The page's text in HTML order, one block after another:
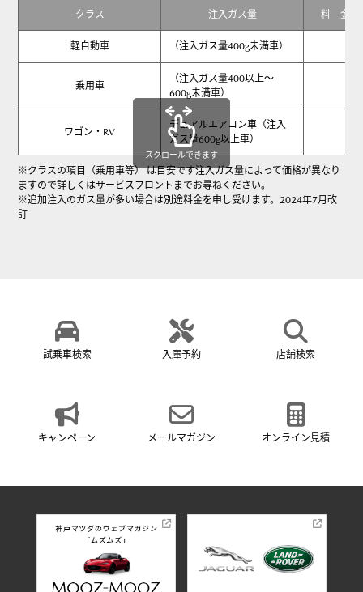
クラス 注入ガス量 料 金（
軽自動車 （注入ガス量400g未満車）
乗用車
（注入ガス量400以上～
600g未満車）
ワゴン・RV
デュアルエアコン車（注入
ガス量600g以上車）
※クラスの項目（乗用車等） は目安です注入ガス量によって価格が異なり
ますので詳しくはサービスフロントまでお尋ねください。
※追加注入のガス量が多い場合は別途料金を申し受けます。2024年7月改
訂
スクロールできます
試乗車検索 入庫予約 店舗検索
キャンペーン メールマガジン オンライン見積